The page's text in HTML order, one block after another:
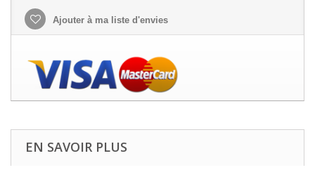
Ajouter à ma liste d'envies
EN SAVOIR PLUS